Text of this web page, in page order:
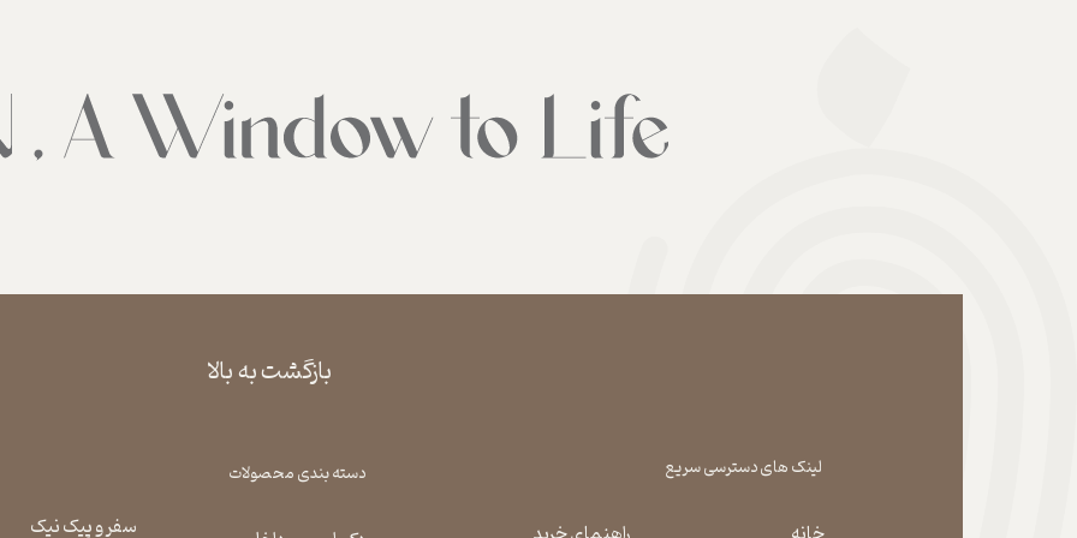
بازگشت به بالا
لینک های دسترسی سریع دسته بندی محصولات
سفر و پیک نیک